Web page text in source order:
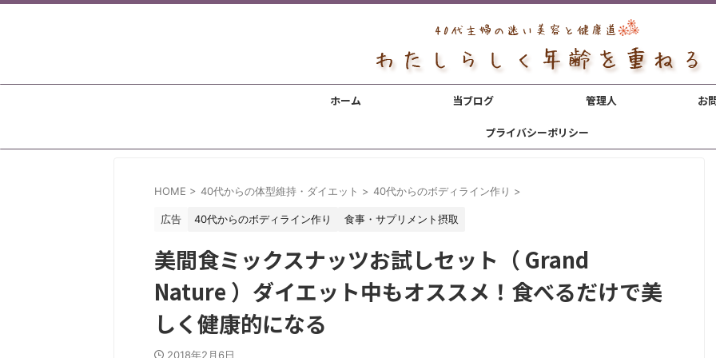
ホーム 当ブログ 管理人 お
プライバシーポリシー
HOME > 40代からの体型維持・ダイエット > 40代からのボディライン作り >
広告 40代からのボディライン作り 食事・サプリメント摂取
美間食ミックスナッツお試しセット（ Grand
Nature ）ダイエット中もオススメ！食べるだけで美
しく健康的になる
2018年2月6日